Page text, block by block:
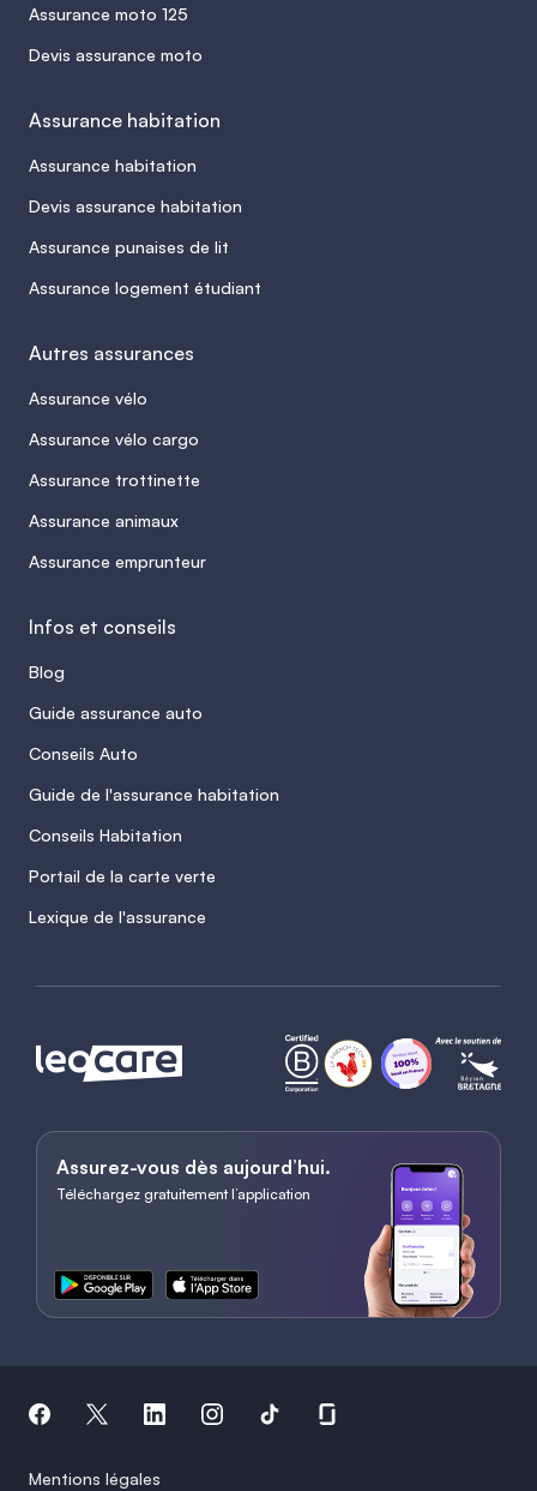
Assurance moto 125
Devis assurance moto
Assurance habitation
Assurance habitation
Devis assurance habitation
Assurance punaises de lit
Assurance logement étudiant
Autres assurances
Assurance vélo
Assurance vélo cargo
Assurance trottinette
Assurance animaux
Assurance emprunteur
Infos et conseils
Blog
Guide assurance auto
Conseils Auto
Guide de l'assurance habitation
Conseils Habitation
Portail de la carte verte
Lexique de l'assurance
Assurez-vous dès aujourd’hui.
Téléchargez gratuitement l’application
Mentions légales